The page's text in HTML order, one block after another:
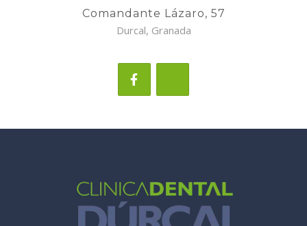
Comandante Lázaro, 57
Durcal, Granada